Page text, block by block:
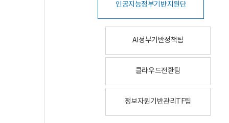
인공지능정부기반지원단
AI정부기반정책팀
클라우드전환팀
정보자원기반관리TF팀